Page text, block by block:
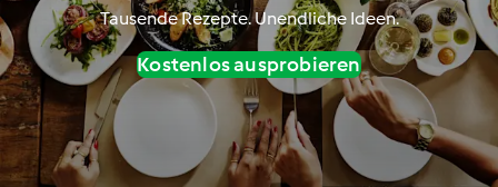
Tausende Rezepte. Unendliche Ideen.
Kostenlos ausprobieren